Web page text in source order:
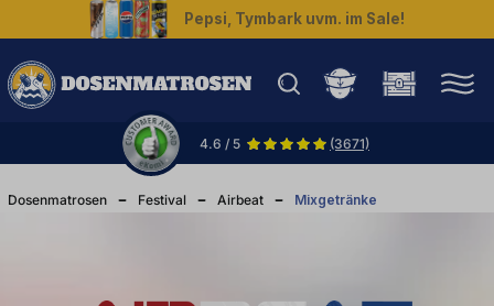
springen Pepsi, Tymbark uvm. im Sale!
4.6 / 5 (3671)
Dosenmatrosen Festival Airbeat Mixgetränke